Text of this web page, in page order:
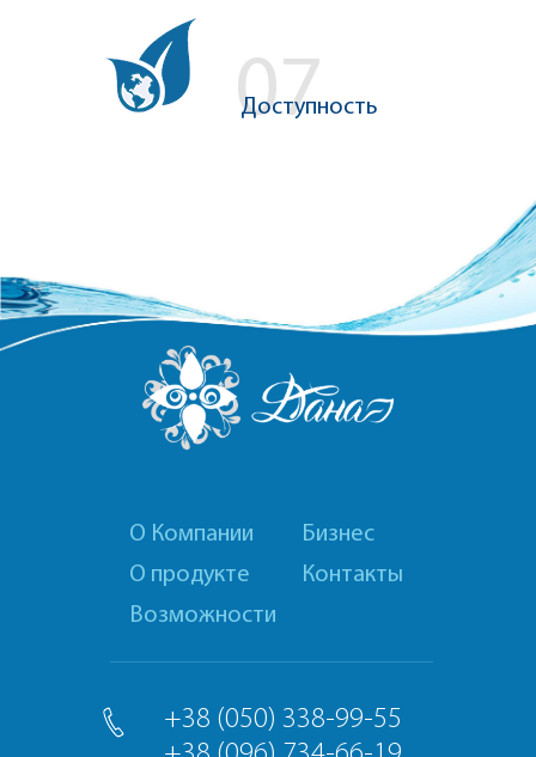
Доступность
О Компании
Бизнес
О продукте
Контакты
Возможности
+38 (050) 338-99-55